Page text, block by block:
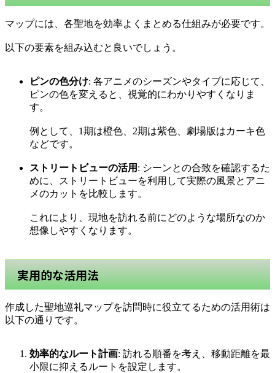
マップには、各聖地を効率よくまとめる仕組みが必要です。
以下の要素を組み込むと良いでしょう。
ピンの色分け: 各アニメのシーズンやタイプに応じて、
ピンの色を変えると、視覚的にわかりやすくなりま
す。
例として、1期は橙色、2期は紫色、劇場版はカーキ色
などです。
ストリートビューの活用 : シーンとの合致を確認するた
めに、ストリートビューを利用して実際の風景とアニ
メのカットを比較します。
これにより、現地を訪れる前にどのような場所なのか
想像しやすくなります。
実用的な活用法
作成した聖地巡礼マップを訪問時に役立てるための活用術は
以下の通りです。
効率的なルート計画: 訪れる順番を考え、移動距離を最
小限に抑えるルートを設定します。